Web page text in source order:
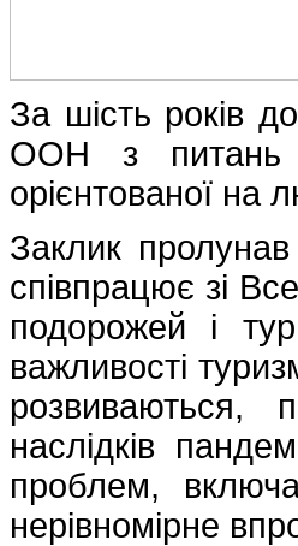
За шість років
ООН з питань
орієнтованої на
Заклик
співпрацює зі
подорожей і
важливості
розвиваються,
наслідків
проблем,
нерівномірне